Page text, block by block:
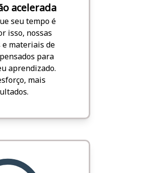
acelerada
seu tempo é
isso, nossas
e materiais de
para
aprendizado.
mais